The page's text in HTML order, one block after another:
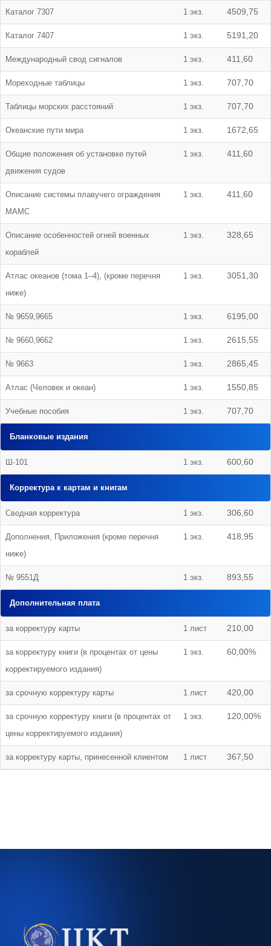
Каталог 7307 1 экз. 4509,75
Каталог 7407 1 экз. 5191,20
Международный свод сигналов 1 экз. 411,60
Мореходные таблицы 1 экз. 707,70
Таблицы морских расстояний 1 экз. 707,70
Океанские пути мира 1 экз. 1672,65
Общие положения об установке путей
движения судов
1 экз. 411,60
Описание системы плавучего ограждения
МАМС
1 экз. 411,60
Описание особенностей огней военных
кораблей
1 экз. 328,65
Атлас океанов (тома 1–4), (кроме перечня
ниже)
1 экз. 3051,30
№ 9659,9665 1 экз. 6195,00
№ 9660,9662 1 экз. 2615,55
№ 9663 1 экз. 2865,45
Атлас (Человек и океан) 1 экз. 1550,85
Учебные пособия 1 экз. 707,70
Бланковые издания
Ш-101 1 экз. 600,60
Корректура к картам и книгам
Сводная корректура 1 экз. 306,60
Дополнения, Приложения (кроме перечня
ниже)
1 экз. 418,95
№ 9551Д 1 экз. 893,55
Дополнительная плата
за корректуру карты 1 лист 210,00
за корректуру книги (в процентах от цены
корректируемого издания)
1 экз. 60,00%
за срочную корректуру карты 1 лист 420,00
за срочную корректуру книги (в процентах от
цены корректируемого издания)
1 экз. 120,00%
за корректуру карты, принесенной клиентом 1 лист 367,50